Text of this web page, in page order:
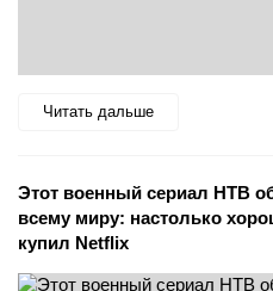
Читать дальше
Этот военный сериал НТВ
всему миру: настолько
купил Netflix